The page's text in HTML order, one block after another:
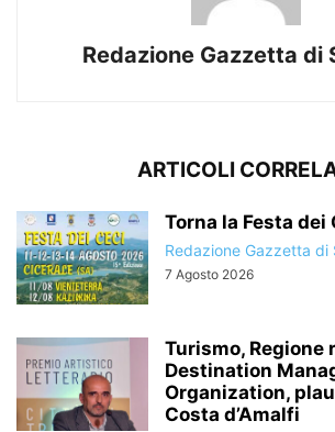
Redazione Gazzetta di
ARTICOLI
Torna la Festa dei
Redazione Gazzetta di
7 Agosto 2026
Turismo, Regione
Destination
Organization,
Costa d’Amalfi